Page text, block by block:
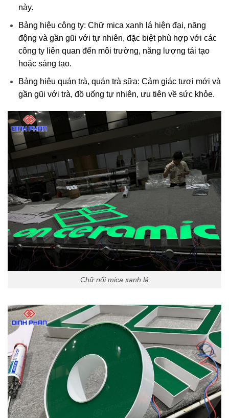
này.
Bảng hiệu công ty: Chữ mica xanh lá hiện đại, năng
động và gần gũi với tự nhiên, đặc biệt phù hợp với các
công ty liên quan đến môi trường, năng lượng tái tạo
hoặc sáng tạo.
Bảng hiệu quán trà, quán trà sữa: Cảm giác tươi mới và
gần gũi với trà, đồ uống tự nhiên, ưu tiên về sức khỏe.
Chữ nổi mica xanh lá